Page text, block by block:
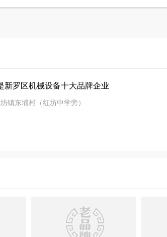
罗区机械设备十大品牌企业
镇东埔村（红坊中学旁）